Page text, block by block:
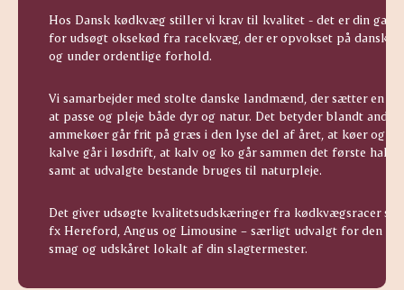
Hos Dansk kødkvæg stiller vi krav til kvalitet - det er din
for udsøgt oksekød fra racekvæg, der er opvokset på dansk
og under ordentlige forhold.
Vi samarbejder med stolte danske landmænd, der sætter en
at passe og pleje både dyr og natur. Det betyder blandt andet
ammekøer går frit på græs i den lyse del af året, at køer og
kalve går i løsdrift, at kalv og ko går sammen det første halve
samt at udvalgte bestande bruges til naturpleje.
Det giver udsøgte kvalitetsudskæringer fra kødkvægsracer
fx Hereford, Angus og Limousine – særligt udvalgt for den
smag og udskåret lokalt af din slagtermester.